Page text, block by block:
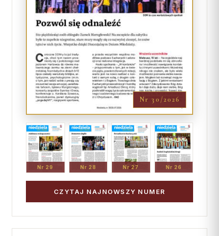
Nr 30/2026
Nr 29 Nr 28 Nr 27 Nr 26
CZYTAJ NAJNOWSZY NUMER